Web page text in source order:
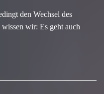
den Wechsel des
wir: Es geht auch